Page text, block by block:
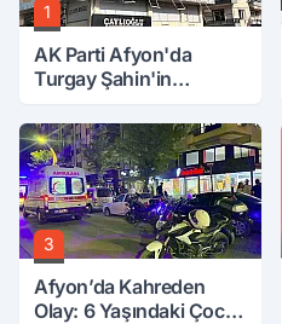
1
AK Parti Afyon'da
Turgay Şahin'in
3
Afyon’da Kahreden
Olay: 6 Yaşındaki Çocuk